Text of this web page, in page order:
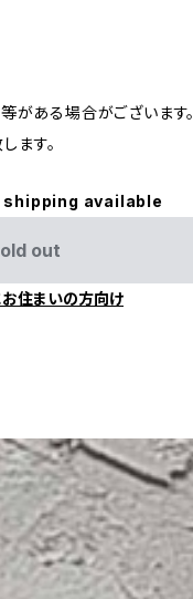
がある場合がございます。
ます。
available
out
住まいの方向け